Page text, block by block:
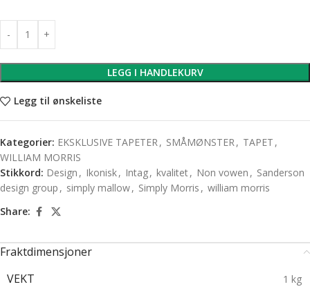
LEGG I HANDLEKURV
Legg til ønskeliste
Kategorier: EKSKLUSIVE TAPETER , SMÅMØNSTER , TAPET ,
WILLIAM MORRIS
Stikkord: Design , Ikonisk, Intag, kvalitet, Non vowen , Sanderson
design group , simply mallow, Simply Morris , william morris
Share:
Fraktdimensjoner
VEKT
1 kg